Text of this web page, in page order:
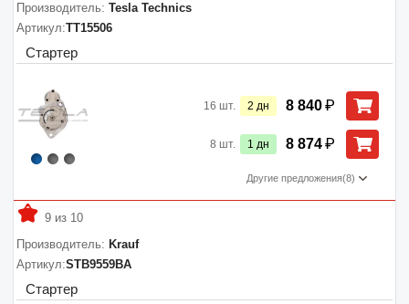
Стартер
Производитель: Tesla Technics
Артикул:TT15506
16 шт. 2 дн 8 840₽
8 шт. 1 дн 8 874₽
Другие предложения(8)
Стартер
9 из 10
Производитель: Krauf
Артикул:STB9559BA